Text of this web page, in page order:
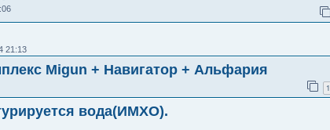
21:13
Migun + Навигатор + Альфария
1
вода(ИМХО).